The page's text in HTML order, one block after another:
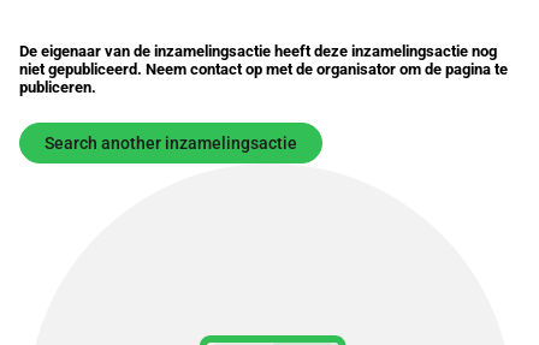
De eigenaar van de inzamelingsactie heeft deze inzamelingsactie nog
niet gepubliceerd. Neem contact op met de organisator om de pagina te
publiceren.
Search another inzamelingsactie